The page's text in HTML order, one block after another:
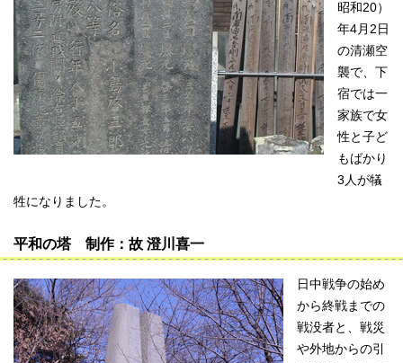
昭和20）
年4月2日
の清瀬空
襲で、下
宿では一
家族で女
性と子ど
もばかり
3人が犠
牲になりました。
平和の塔 制作：故 澄川喜一
日中戦争の始め
から終戦までの
戦没者と、戦災
や外地からの引